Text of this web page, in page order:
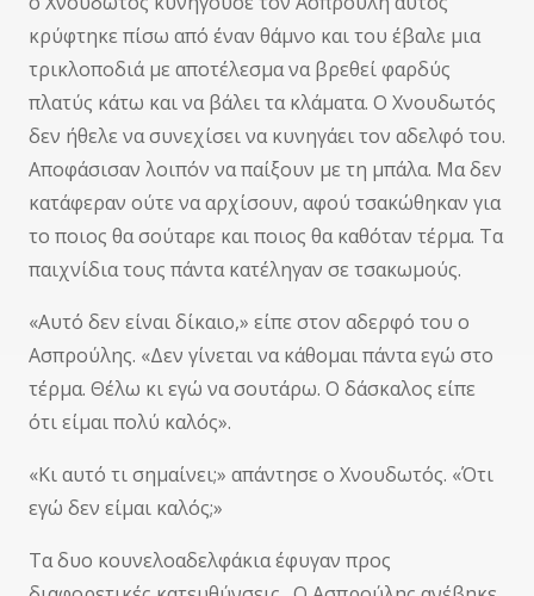
κρύφτηκε πίσω από έναν θάμνο και του έβαλε μια
τρικλοποδιά με αποτέλεσμα να βρεθεί φαρδύς
πλατύς κάτω και να βάλει τα κλάματα. Ο Χνουδωτός
δεν ήθελε να συνεχίσει να κυνηγάει τον αδελφό του.
Αποφάσισαν λοιπόν να παίξουν με τη μπάλα. Μα δεν
κατάφεραν ούτε να αρχίσουν, αφού τσακώθηκαν για
το ποιος θα σούταρε και ποιος θα καθόταν τέρμα. Τα
παιχνίδια τους πάντα κατέληγαν σε τσακωμούς.
«Αυτό δεν είναι δίκαιο,» είπε στον αδερφό του ο
Ασπρούλης. «Δεν γίνεται να κάθομαι πάντα εγώ στο
τέρμα. Θέλω κι εγώ να σουτάρω. Ο δάσκαλος είπε
ότι είμαι πολύ καλός».
«Κι αυτό τι σημαίνει;» απάντησε ο Χνουδωτός. «Ότι
εγώ δεν είμαι καλός;»
Τα δυο κουνελοαδελφάκια έφυγαν προς